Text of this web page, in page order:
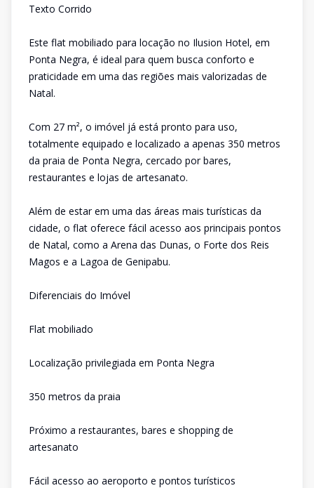
Texto Corrido
Este flat mobiliado para locação no Ilusion Hotel, em
Ponta Negra, é ideal para quem busca conforto e
praticidade em uma das regiões mais valorizadas de
Natal.
Com 27 m², o imóvel já está pronto para uso,
totalmente equipado e localizado a apenas 350 metros
da praia de Ponta Negra, cercado por bares,
restaurantes e lojas de artesanato.
Além de estar em uma das áreas mais turísticas da
cidade, o flat oferece fácil acesso aos principais pontos
de Natal, como a Arena das Dunas, o Forte dos Reis
Magos e a Lagoa de Genipabu.
Diferenciais do Imóvel
Flat mobiliado
Localização privilegiada em Ponta Negra
350 metros da praia
Próximo a restaurantes, bares e shopping de
artesanato
Fácil acesso ao aeroporto e pontos turísticos